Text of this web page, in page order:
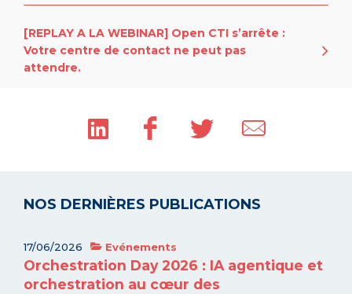
[REPLAY A LA WEBINAR] Open CTI s’arrête :
Votre centre de contact ne peut pas
attendre.
NOS DERNIÈRES PUBLICATIONS
17/06/2026 Evénements
Orchestration Day 2026 : IA agentique et
orchestration au cœur des